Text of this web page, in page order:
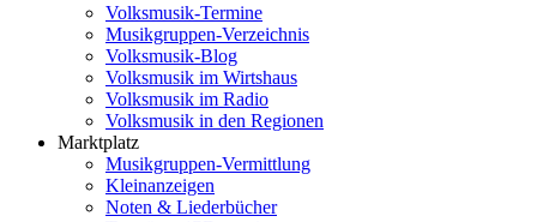
Volksmusik-Termine
Musikgruppen-Verzeichnis
Volksmusik-Blog
Volksmusik im Wirtshaus
Volksmusik im Radio
Volksmusik in den Regionen
Marktplatz
Musikgruppen-Vermittlung
Kleinanzeigen
Noten & Liederbücher